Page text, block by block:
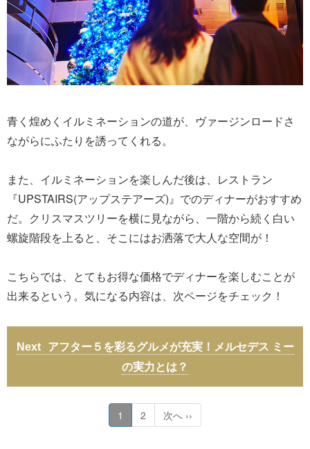
青く煌めくイルミネーションの道が、ヴァージンロードさ
ながらにふたりを誘ってくれる。
また、イルミネーションを楽しんだ後は、レストラン
『UPSTAIRS(アップステアーズ)』でのディナーがおすすめ
だ。クリスマスツリーを横に見ながら、一階から続く白い
螺旋階段を上ると、そこにはお洒落で大人な空間が！
こちらでは、とてもお得な価格でディナーを楽しむことが
出来るという。気になる内容は、次ページをチェック！
アフター５を彩るグルメが充実！メルセデス ミー
の実力とは？
1 2 次へ ››